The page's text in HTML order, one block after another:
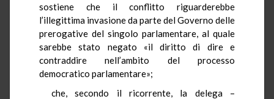
sostiene che il conflitto riguarderebbe
l’illegittima invasione da parte del Governo delle
prerogative del singolo parlamentare, al quale
sarebbe stato negato «il diritto di dire e
contraddire nell’ambito del processo
democratico parlamentare»;
che, secondo il ricorrente, la delega –